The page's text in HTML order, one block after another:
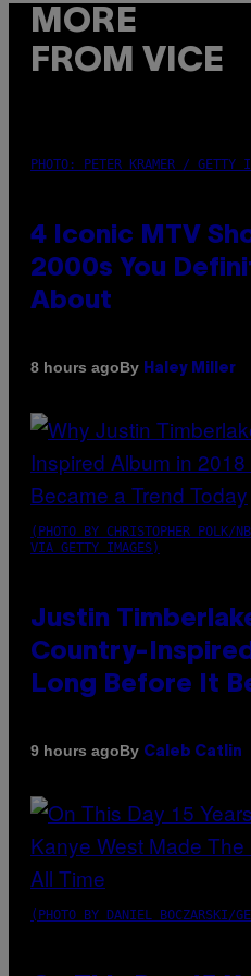
MORE
FROM VICE
PHOTO: PETER KRAMER / GETTY
4 Iconic MTV
2000s You
About
8 hours agoBy Haley Miller
(PHOTO BY CHRISTOPHER POLK/
VIA GETTY IMAGES)
Justin
Country-
Long Before It
9 hours agoBy Caleb Catlin
(PHOTO BY DANIEL BOCZARSKI/